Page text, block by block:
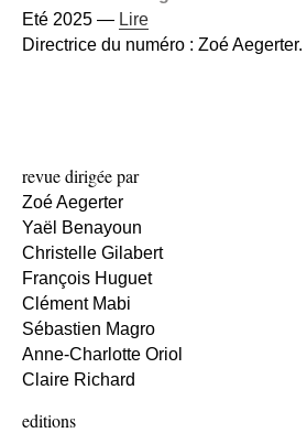
Eté 2025 — Lire
Directrice du numéro : Zoé Aegerter.
revue dirigée par
Zoé Aegerter
Yaël Benayoun
Christelle Gilabert
François Huguet
Clément Mabi
Sébastien Magro
Anne-Charlotte Oriol
Claire Richard
editions